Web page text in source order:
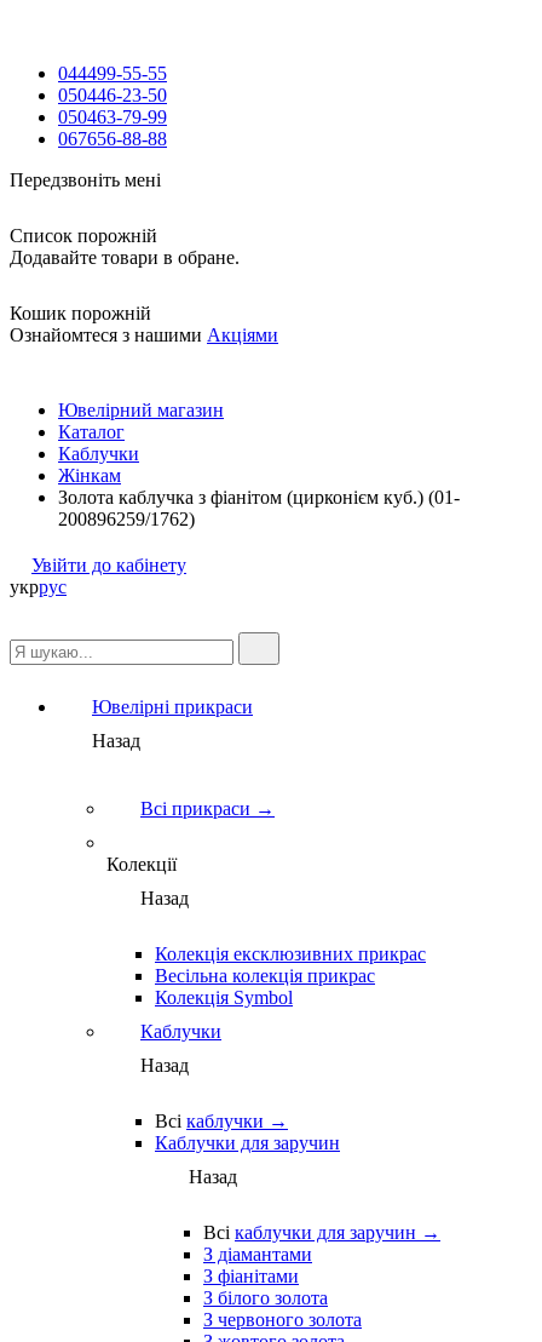
044499-55-55
050446-23-50
050463-79-99
067656-88-88
Передзвоніть мені
Список порожній
Додавайте товари в обране.
Кошик порожній
Ознайомтеся з нашими Акціями
Ювелірний магазин
Каталог
Каблучки
Жінкам
Золота каблучка з фіанітом (цирконієм куб.) (01-
200896259/1762)
Увійти до кабінету
укррус
Ювелірні прикраси
Назад
Всі прикраси →
Колекції
Назад
Колекція ексклюзивних прикрас
Весільна колекція прикрас
Колекція Symbol
Каблучки
Назад
Всі каблучки →
Каблучки для заручин
Назад
Всі каблучки для заручин →
З діамантами
З фіанітами
З білого золота
З червоного золота